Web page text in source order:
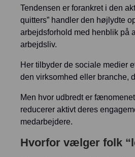
Tendensen er forankret i den
quitters” handler den højlydte
arbejdsforhold med henblik på
arbejdsliv.
Her tilbyder de sociale medier
den virksomhed eller branche,
Men hvor udbredt er
reducerer aktivt deres
medarbejdere.
Hvorfor vælger folk